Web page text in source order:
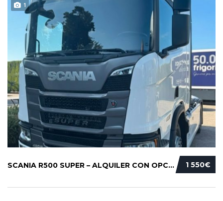
1
1 550€
SCANIA R500 SUPER – ALQUILER CON OPCIÓN A CO...